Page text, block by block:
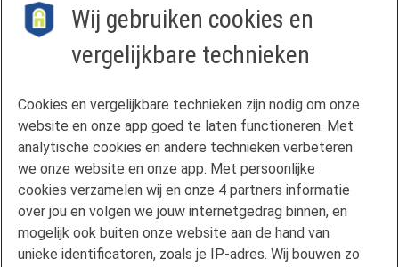
Lead product owner bij Florius
Veelgestelde vragen
Klachtenregeling
Privacyverklaring
Disclaimer
Gebruikersvoorwaarden FAN
Actuele rente
Wij gebruiken cookies en
vergelijkbare technieken
Cookies en vergelijkbare technieken zijn nodig om onze
website en onze app goed te laten functioneren. Met
analytische cookies en andere technieken verbeteren
we onze website en onze app. Met persoonlijke
cookies verzamelen wij en onze 4 partners informatie
over jou en volgen we jouw internetgedrag binnen, en
mogelijk ook buiten onze website aan de hand van
unieke identificatoren, zoals je IP-adres. Wij bouwen zo